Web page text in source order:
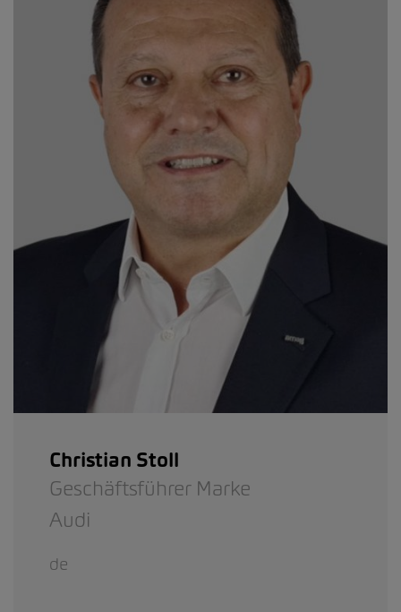
Christian Stoll
Geschäftsführer Marke
Audi
de